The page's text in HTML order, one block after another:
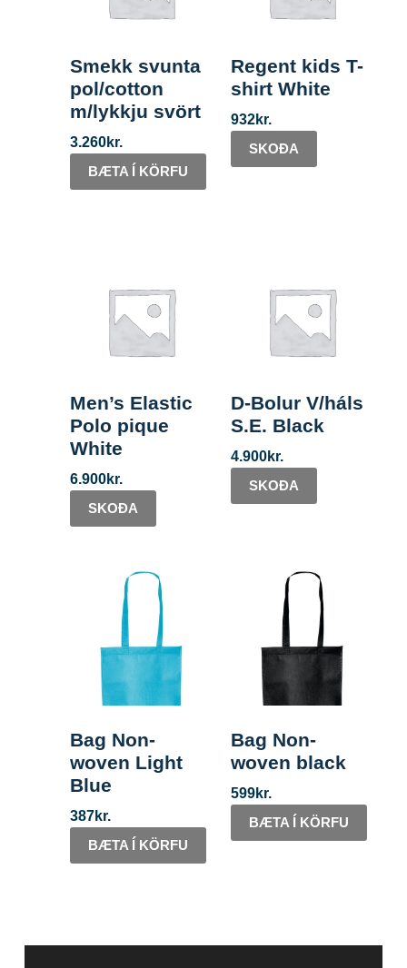
Smekk svunta
pol/cotton
m/lykkju svört
3.260kr.
BÆTA Í KÖRFU
Regent kids T-
shirt White
932kr.
SKOÐA
Men’s Elastic
Polo pique
White
6.900kr.
SKOÐA
D-Bolur V/háls
S.E. Black
4.900kr.
SKOÐA
Bag Non-
woven Light
Blue
387kr.
BÆTA Í KÖRFU
Bag Non-
woven black
599kr.
BÆTA Í KÖRFU